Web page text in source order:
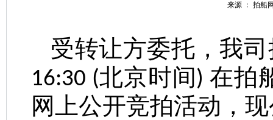
来源 ： 拍船
受转让方委托，我
16:30 (北京时间)在拍
网上公开竞拍活动，